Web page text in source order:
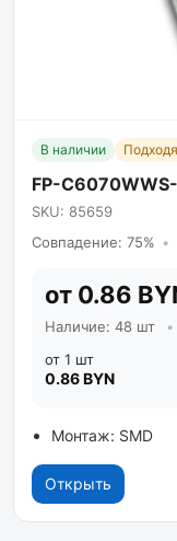
В наличии
FP-
SKU: 85659
Совпадение: 75% •
от 0.86
Наличие: 48 шт •
от 1 шт
0.86 BYN
Монтаж: SMD
Открыть